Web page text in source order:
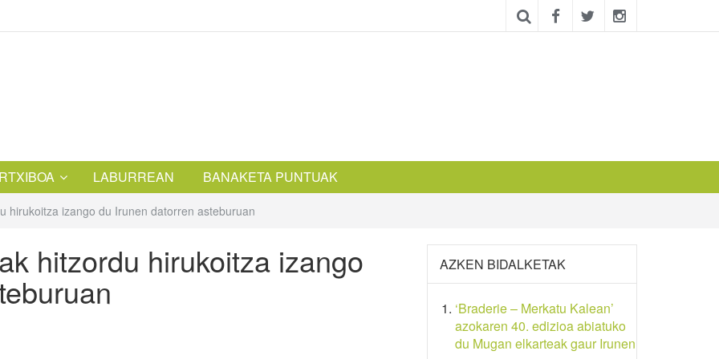
LABURREAN BANAKETA PUNTUAK
hirukoitza izango du Irunen datorren asteburuan
hitzordu hirukoitza izango AZKEN BIDALKETAK
‘Braderie – Merkatu Kalean’
azokaren 40. edizioa abiatuko
du Mugan elkarteak gaur Irunen